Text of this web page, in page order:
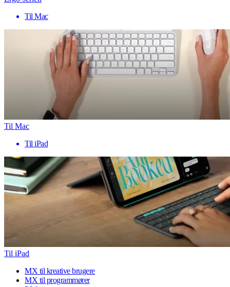
Til Mac
Til Mac
Til iPad
Til iPad
MX til kreative brugere
MX til programmører